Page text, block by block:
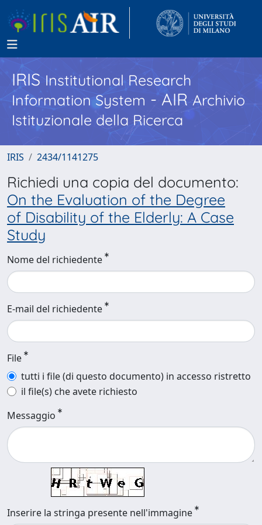
IRISInstitutional Research
Information System - AIR Archivio
Istituzionale della Ricerca
IRIS 2434/1141275
Richiedi una copia del documento:
On the Evaluation of the Degree
of Disability of the Elderly: A Case
Study
Nome del richiedente
E-mail del richiedente
File
tutti i file (di questo documento) in accesso ristretto
il file(s) che avete richiesto
Messaggio
Inserire la stringa presente nell'immagine